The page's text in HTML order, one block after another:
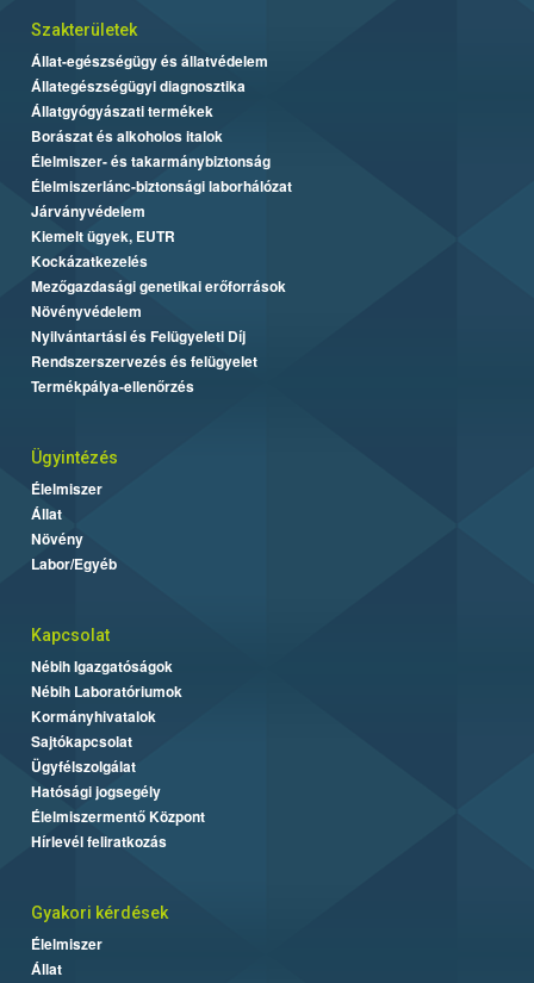
Szakterületek
Állat-egészségügy és állatvédelem
Állategészségügyi diagnosztika
Állatgyógyászati termékek
Borászat és alkoholos italok
Élelmiszer- és takarmánybiztonság
Élelmiszerlánc-biztonsági laborhálózat
Járványvédelem
Kiemelt ügyek, EUTR
Kockázatkezelés
Mezőgazdasági genetikai erőforrások
Növényvédelem
Nyilvántartási és Felügyeleti Díj
Rendszerszervezés és felügyelet
Termékpálya-ellenőrzés
Ügyintézés
Élelmiszer
Állat
Növény
Labor/Egyéb
Kapcsolat
Nébih Igazgatóságok
Nébih Laboratóriumok
Kormányhivatalok
Sajtókapcsolat
Ügyfélszolgálat
Hatósági jogsegély
Élelmiszermentő Központ
Hírlevél feliratkozás
Gyakori kérdések
Élelmiszer
Állat